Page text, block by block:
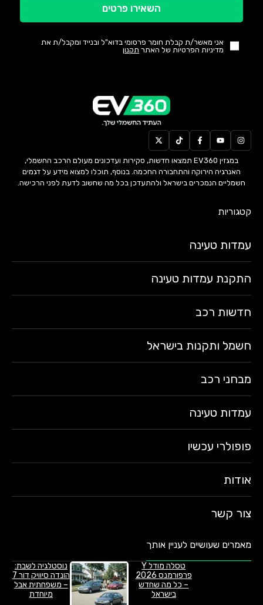
אני מאשר/ת קבלת חומר פרסומי בדוא"ל ובנייד ומקבל/ת את
מדיניות הפרטיות של האתר תקנון
השאירו פרטים
במגזין EV360 תמצאו חדשות, סקירות ועדכונים מעולם הרכב החשמלי,
האנרגיה הירוקה והתחבורה החכמה. בנוסף, תוכלו למצוא מידע על דגמים
חשמליים הנמכרים בישראל ולהתעדכן בכל מה שחשוב לדעת לפני הרכישה.
קטגוריות
עמדות טעינה
התקנת עמדות טעינה
חדשות רכב
חשמל ותקנות בישראל
מבחני רכב
עמדות טעינה
פופולרי עכשיו
אודות
צור קשר
מאמרים שעושיים לעניין אותך
טסלה מודל Y
פרפורמנס 2026
– כל מה שחדש
בישראל
נוסטלגיה לשבת:
הונדה סיוויק דור 7
– משפחתית אבל
מיוחדת